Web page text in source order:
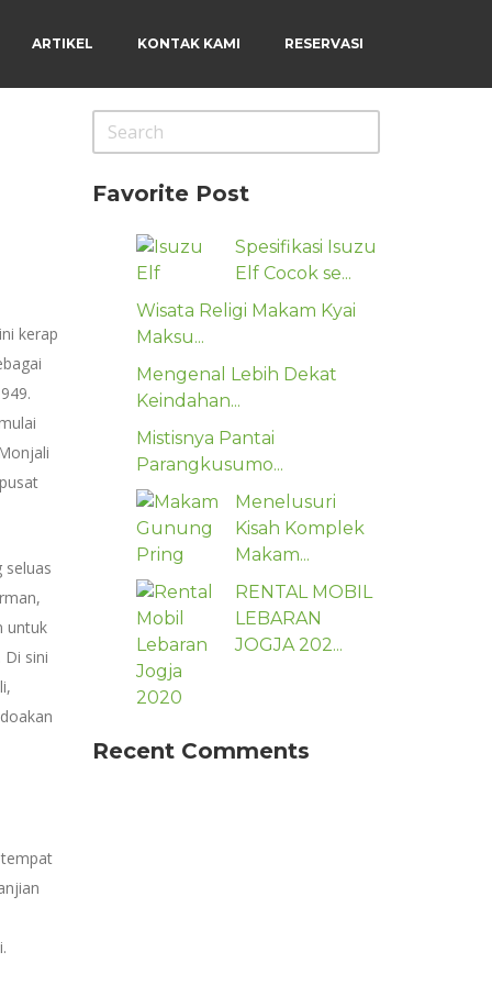
Menu
Video Channel
Kontak Kami
Reservasi
ARTIKEL KONTAK KAMI RESERVASI
kerap
seluas
untuk
sini
Favorite Post
Spesifikasi Isuzu
Elf Cocok se...
Wisata Religi Makam Kyai
Maksu...
Mengenal Lebih Dekat
Keindahan...
Mistisnya Pantai
Parangkusumo...
Menelusuri
Kisah Komplek
Makam...
RENTAL MOBIL
LEBARAN
JOGJA 202...
Recent Comments